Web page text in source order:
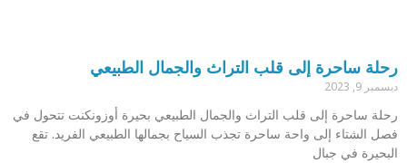
رحلة ساحرة إلى قلب التراث والجمال الطبيعي
ديسمبر 9, 2023
رحلة ساحرة إلى قلب التراث والجمال الطبيعي بحيرة أوزونكنت تتحول في
فصل الشتاء إلى واحة ساحرة تجذب السياح بجمالها الطبيعي الفريد. تقع
البحيرة في جبال